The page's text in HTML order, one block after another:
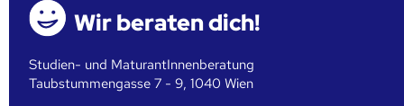
Wir beraten dich!
Studien- und MaturantInnenberatung
Taubstummengasse 7 - 9, 1040 Wien